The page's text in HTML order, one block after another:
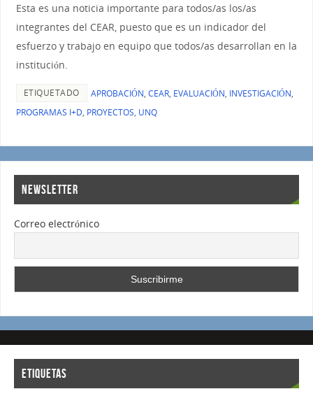
Esta es una noticia importante para todos/as los/as
integrantes del CEAR, puesto que es un indicador del
esfuerzo y trabajo en equipo que todos/as desarrollan en la
institución.
ETIQUETADO APROBACIÓN, CEAR, EVALUACIÓN, INVESTIGACIÓN,
PROGRAMAS I+D, PROYECTOS, UNQ
NEWSLETTER
Correo electrónico
ETIQUETAS